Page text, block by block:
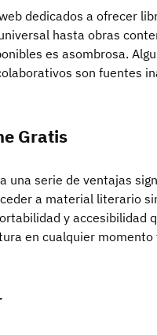
dedicados a ofrecer
hasta obras
es asombrosa.
son fuentes
Gratis
una serie de ventajas
a material literario
y accesibilidad
en cualquier momento